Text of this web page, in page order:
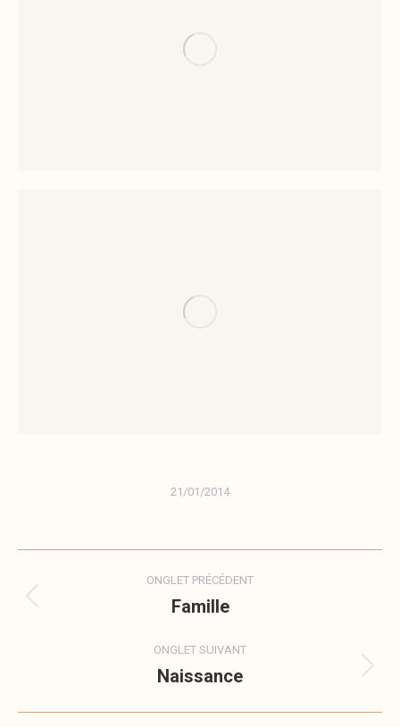
21/01/2014
Navigation
de
commentaire
ONGLET PRÉCÉDENT
Onglet
Famille
ONGLET SUIVANT
Onglet
Naissance